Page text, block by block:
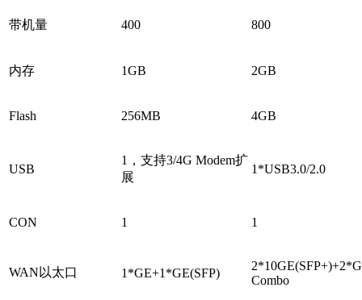
带机量 400 800
内存 1GB 2GB
Flash 256MB 4GB
USB
1，支持3/4G Modem扩
展
1*USB3.0/2.0
CON 1 1
WAN以太口 1*GE+1*GE(SFP)
Combo